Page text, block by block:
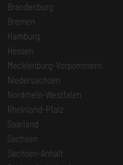
Brandenburg
Bremen
Hamburg
Hessen
Mecklenburg-Vorpommern
Niedersachsen
Nordrhein-Westfalen
Rheinland-Pfalz
Saarland
Sachsen
Sachsen-Anhalt